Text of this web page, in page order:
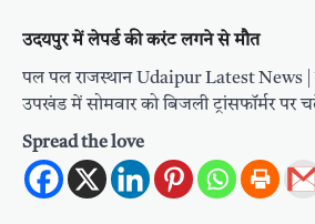
उदयपुर में लेपर्ड की करंट लगने से मौत
पल पल राजस्थान Udaipur Latest News
उपखंड में सोमवार को बिजली ट्रांसफॉर्मर पर
Spread the love